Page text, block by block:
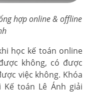
hợp online & offline
học kế toán online
không, có được
việc không. Khóa
toán Lê Ánh giải